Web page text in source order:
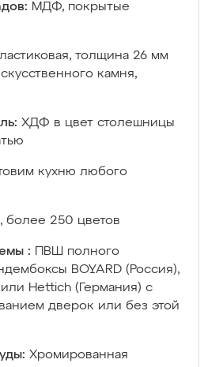
МДФ, покрытые
толщина 26 мм
камня,
ХДФ в цвет столешницы
кухню любого
более 250 цветов
:
ПВШ полного
BOYARD (Россия),
Hettich (Германия) с
дверок или без этой
Хромированная